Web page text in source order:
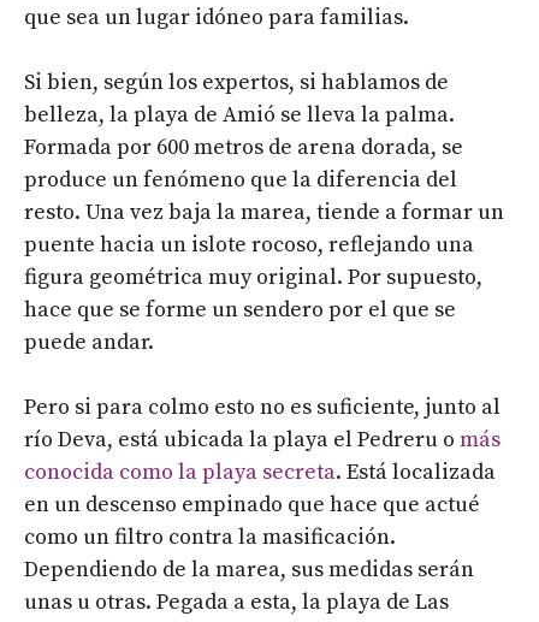
que sea un lugar idóneo para familias.
Si bien, según los expertos, si hablamos de
belleza, la playa de Amió se lleva la palma.
Formada por 600 metros de arena dorada, se
produce un fenómeno que la diferencia del
resto. Una vez baja la marea, tiende a formar un
puente hacia un islote rocoso, reflejando una
figura geométrica muy original. Por supuesto,
hace que se forme un sendero por el que se
puede andar.
Pero si para colmo esto no es suficiente, junto al
río Deva, está ubicada la playa el Pedreru o más
conocida como la playa secreta. Está localizada
en un descenso empinado que hace que actué
como un filtro contra la masificación.
Dependiendo de la marea, sus medidas serán
unas u otras. Pegada a esta, la playa de Las